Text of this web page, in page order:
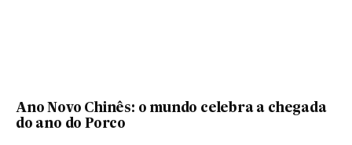
Ano Novo Chinês: o mundo celebra a chegada
do ano do Porco